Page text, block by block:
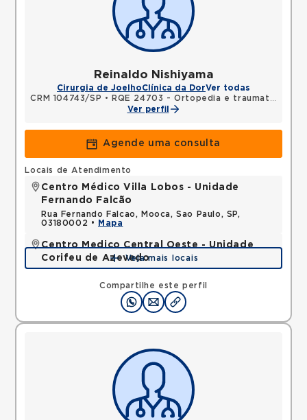
Reinaldo Nishiyama
Cirurgia de JoelhoClínica da DorVer todas
CRM 104743/SP •
RQE 24703 - Ortopedia e traumatologia
Ver perfil
Agende uma consulta
Compartilhe este perfil
Locais de Atendimento
Centro Médico Villa Lobos - Unidade
Fernando Falcão
Rua Fernando Falcao, Mooca, Sao Paulo, SP,
03180002 •
Mapa
Centro Medico Central Oeste - Unidade
Corifeu de Azevedo
Avenida Corifeu de Azevedo Marques, Centro,
Carapicuiba, SP, 06320090 •
Mapa
Veja mais locais